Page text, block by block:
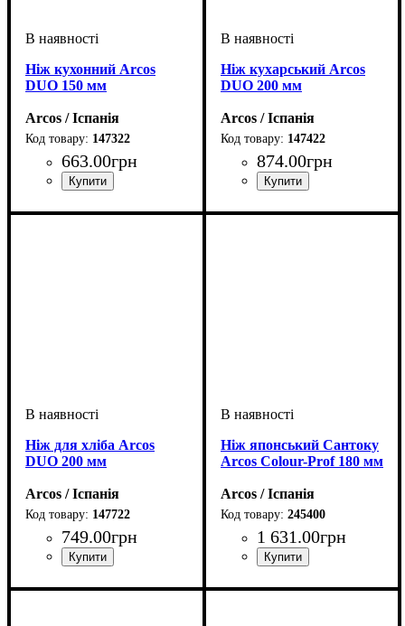
Ніж кухонний Arcos
DUO 150 мм
Arcos / Іспанія
147322
663.00грн
Ніж кухарський Arcos
DUO 200 мм
Arcos / Іспанія
147422
874.00грн
Ніж для хліба Arcos
DUO 200 мм
Arcos / Іспанія
147722
749.00грн
Ніж японський Сантоку
Arcos Сolour-Prof 180 мм
Arcos / Іспанія
245400
1 631.00грн